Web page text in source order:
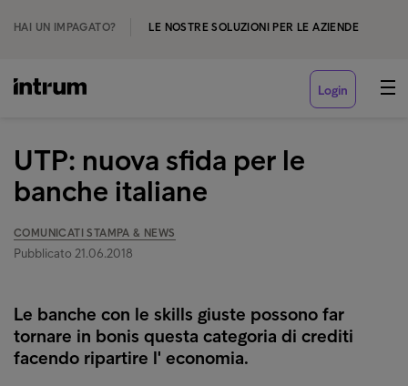
HAI UN IMPAGATO? LE NOSTRE SOLUZIONI PER LE AZIENDE
Login
UTP: nuova sfida per le
banche italiane
COMUNICATI STAMPA & NEWS
Pubblicato 21.06.2018
Le banche con le skills giuste possono far
tornare in bonis questa categoria di crediti
facendo ripartire l' economia.